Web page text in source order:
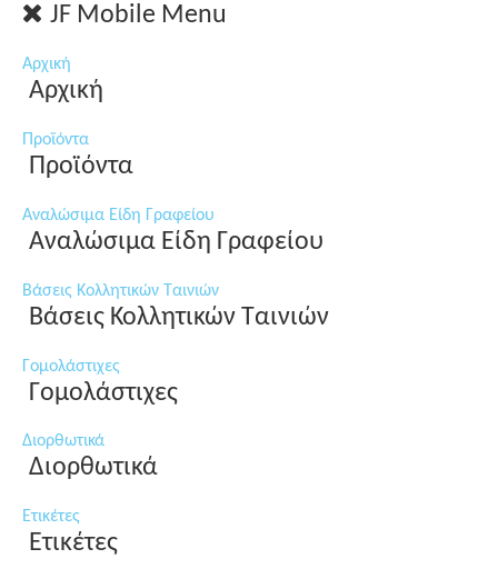
JF Mobile Menu
Αρχική
Αρχική
Προϊόντα
Προϊόντα
Αναλώσιμα Είδη Γραφείου
Αναλώσιμα Είδη Γραφείου
Βάσεις Κολλητικών Ταινιών
Βάσεις Κολλητικών Ταινιών
Γομολάστιχες
Γομολάστιχες
Διορθωτικά
Διορθωτικά
Ετικέτες
Ετικέτες